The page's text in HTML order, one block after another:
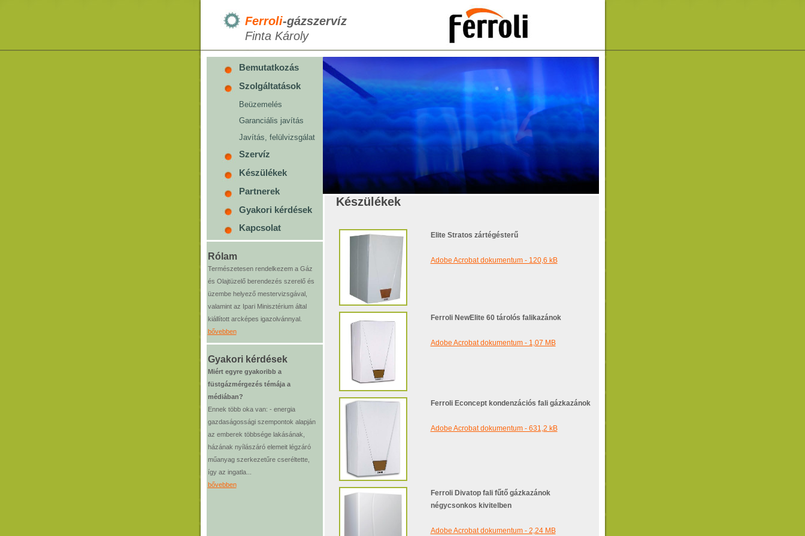
Ferroli-gázszervíz
Finta Károly
Bemutatkozás
Szolgáltatások
Beüzemelés
Garanciális javítás
Javítás, felülvizsgálat
Szervíz
Készülékek
Partnerek
Gyakori kérdések
Kapcsolat
Rólam
Természetesen rendelkezem a Gáz
és Olajtüzelő berendezés szerelő és
üzembe helyező mestervizsgával,
valamint az Ipari Minisztérium által
kiállított arcképes igazolvánnyal.
bővebben
Gyakori kérdések
Miért egyre gyakoribb a
füstgázmérgezés témája a
médiában?
Ennek több oka van: - energia
gazdaságossági szempontok alapján
az emberek többsége lakásának,
házának nyílászáró elemeit légzáró
műanyag szerkezetűre cseréltette,
így az ingatla...
bővebben
Készülékek
Elite Stratos zártégésterű
Adobe Acrobat dokumentum - 120,6 kB
Ferroli NewElite 60 tárolós falikazánok
Adobe Acrobat dokumentum - 1,07 MB
Ferroli Econcept kondenzációs fali gázkazánok
Adobe Acrobat dokumentum - 631,2 kB
Ferroli Divatopfali fűtő gázkazánok
négycsonkos kivitelben
Adobe Acrobat dokumentum - 2,24 MB